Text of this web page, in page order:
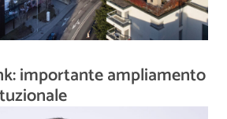
importante ampliamento